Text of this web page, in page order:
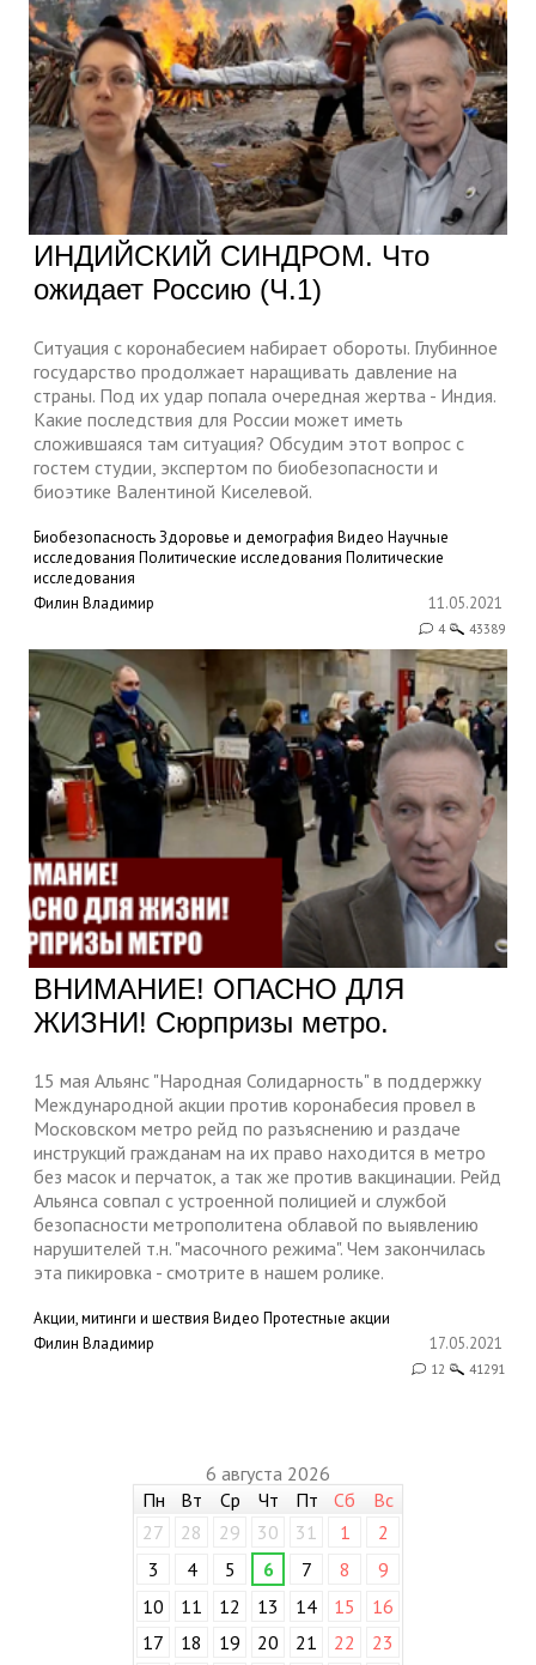
ИНДИЙСКИЙ СИНДРОМ. Что
ожидает Россию (Ч.1)
Ситуация с коронабесием набирает обороты. Глубинное
государство продолжает наращивать давление на
страны. Под их удар попала очередная жертва - Индия.
Какие последствия для России может иметь
сложившаяся там ситуация? Обсудим этот вопрос с
гостем студии, экспертом по биобезопасности и
биоэтике Валентиной Киселевой.
БиобезопасностьЗдоровье и демография Видео Научные
исследования Политические исследования Политические
исследования
Филин Владимир
11.05.2021
4 43389
ВНИМАНИЕ! ОПАСНО ДЛЯ
ЖИЗНИ! Сюрпризы метро.
15 мая Альянс "Народная Солидарность" в поддержку
Международной акции против коронабесия провел в
Московском метро рейд по разъяснению и раздаче
инструкций гражданам на их право находится в метро
без масок и перчаток, а так же против вакцинации. Рейд
Альянса совпал с устроенной полицией и службой
безопасности метрополитена облавой по выявлению
нарушителей т.н. "масочного режима". Чем закончилась
эта пикировка - смотрите в нашем ролике.
Акции, митинги и шествия Видео Протестные акции
Филин Владимир
17.05.2021
12 41291
6 августа 2026
Пн
Вт Ср Чт Пт Сб
Вс
27
28 29 30 31 1
2
3
4 5 6 7 8
9
10
11 12 13 14 15
16
17
18 19 20 21 22
23